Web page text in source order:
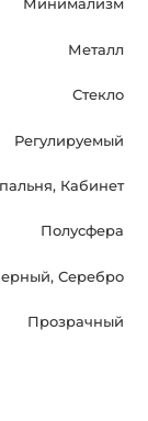
большое
дизайн и
Минимализм
Металл
Стекло
Регулируемый
Кабинет
Полусфера
Серебро
Прозрачный